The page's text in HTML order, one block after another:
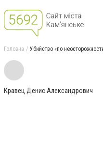
Головна Убийство «по
Кравец Денис Александрович